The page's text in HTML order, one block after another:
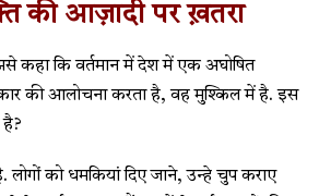
की आज़ादी पर ख़तरा
कहा कि वर्तमान में देश में एक अघोषित
की आलोचना करता है, वह मुश्किल में है. इस
को धमकियां दिए जाने, उन्हे चुप कराए